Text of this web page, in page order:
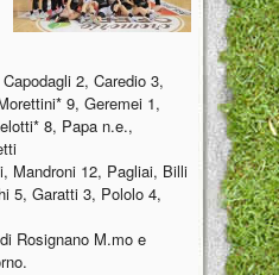
2, Caredio 3,
9, Geremei 1,
8, Papa n.e.,
Mandroni 12, Pagliai, Billi
5, Garatti 3, Pololo 4,
Rosignano M.mo e